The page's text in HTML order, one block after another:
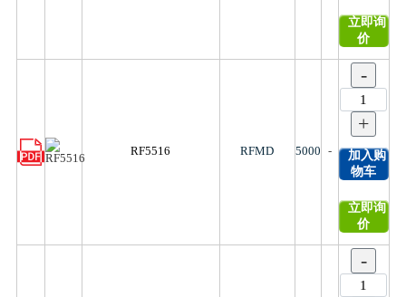
立即询
价
RF5516 RFMD 5000 -
-
+
加入购
物车
立即询
价
-